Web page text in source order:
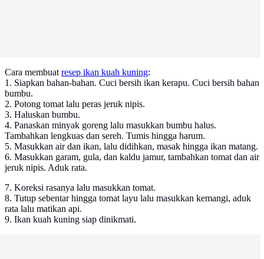
Cara membuat resep ikan kuah kuning:
1. Siapkan bahan-bahan. Cuci bersih ikan kerapu. Cuci bersih bahan
bumbu.
2. Potong tomat lalu peras jeruk nipis.
3. Haluskan bumbu.
4. Panaskan minyak goreng lalu masukkan bumbu halus.
Tambahkan lengkuas dan sereh. Tumis hingga harum.
5. Masukkan air dan ikan, lalu didihkan, masak hingga ikan matang.
6. Masukkan garam, gula, dan kaldu jamur, tambahkan tomat dan air
jeruk nipis. Aduk rata.
7. Koreksi rasanya lalu masukkan tomat.
8. Tutup sebentar hingga tomat layu lalu masukkan kemangi, aduk
rata lalu matikan api.
9. Ikan kuah kuning siap dinikmati.